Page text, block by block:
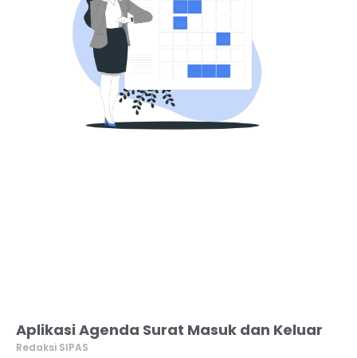
Aplikasi Agenda Surat Masuk dan Keluar
Redaksi SIPAS